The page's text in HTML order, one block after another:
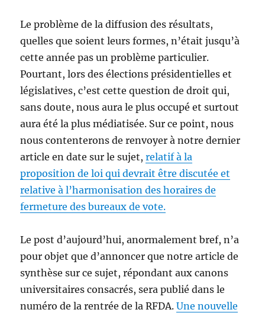
Le problème de la diffusion des résultats,
quelles que soient leurs formes, n’était jusqu’à
cette année pas un problème particulier.
Pourtant, lors des élections présidentielles et
législatives, c’est cette question de droit qui,
sans doute, nous aura le plus occupé et surtout
aura été la plus médiatisée. Sur ce point, nous
nous contenterons de renvoyer à notre dernier
article en date sur le sujet,relatif à la
proposition de loi qui devrait être discutée et
relative à l’harmonisation des horaires de
fermeture des bureaux de vote.
Le post d’aujourd’hui, anormalement bref, n’a
pour objet que d’annoncer que notre article de
synthèse sur ce sujet, répondant aux canons
universitaires consacrés, sera publié dans le
numéro de la rentrée de la RFDA.Une nouvelle